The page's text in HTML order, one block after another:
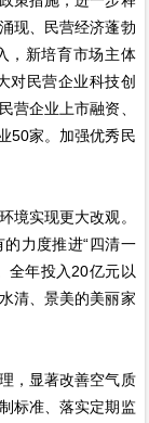
现、民营经济蓬勃
，新培育市场主体
对民营企业科技创
营企业上市融资、
50家。加强优秀民
境实现更大改观。
力度推进“四清一
全年投入20亿元以
清、景美的美丽家
，显著改善空气质
标准、落实定期监